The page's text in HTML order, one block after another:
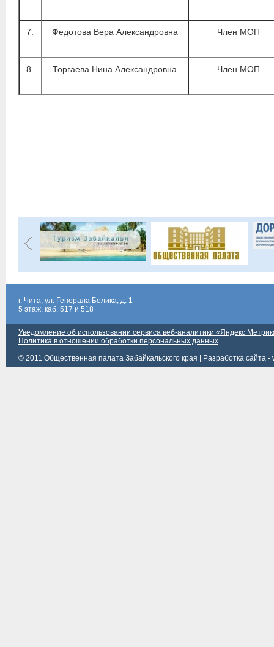
7. Федотова Вера Александровна Член МОП
8. Торгаева Нина Александровна Член МОП
г. Чита, ул. Генерала Белика, д. 1
5 этаж, каб. 517 и 518
Уведомление об использовании сервиса веб-аналитики «Яндекс
Политика в отношении обработки персональных данных
© 2011 Общественная палата Забайкальского края |
Разработка сайта -